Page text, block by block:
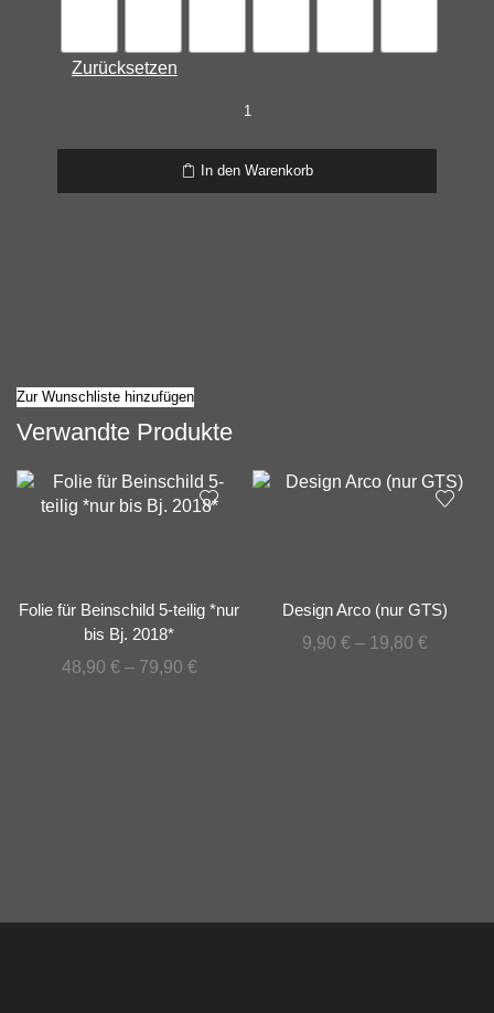
Zurücksetzen
Folie
Vario
Deckel,
2
In den Warenkorb
Zur Wunschliste hinzufügen
Verwandte Produkte
Folie für Beinschild 5-teilig *nur
bis Bj. 2018*
48,90 € – 79,90 €
Design Arco (nur GTS)
9,90 € – 19,80 €